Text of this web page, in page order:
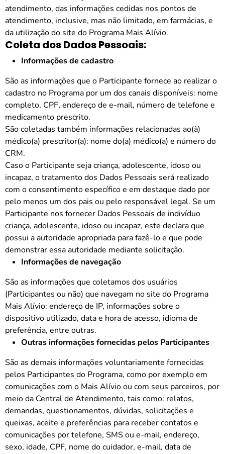
atendimento, das informações cedidas nos pontos de
atendimento, inclusive, mas não limitado, em farmácias, e
da utilização do site do Programa Mais Alívio.
Coleta dos Dados Pessoais:
Informações de cadastro
São as informações que o Participante fornece ao realizar o
cadastro no Programa por um dos canais disponíveis: nome
completo, CPF, endereço de e-mail, número de telefone e
medicamento prescrito.
São coletadas também informações relacionadas ao(à)
médico(a) prescritor(a): nome do(a) médico(a) e número do
CRM.
Caso o Participante seja criança, adolescente, idoso ou
incapaz, o tratamento dos Dados Pessoais será realizado
com o consentimento específico e em destaque dado por
pelo menos um dos pais ou pelo responsável legal. Se um
Participante nos fornecer Dados Pessoais de indivíduo
criança, adolescente, idoso ou incapaz, este declara que
possui a autoridade apropriada para fazê-lo e que pode
demonstrar essa autoridade mediante solicitação.
Informações de navegação
São as informações que coletamos dos usuários
(Participantes ou não) que navegam no site do Programa
Mais Alívio: endereço de IP, informações sobre o
dispositivo utilizado, data e hora de acesso, idioma de
preferência, entre outras.
Outras informações fornecidas pelos Participantes
São as demais informações voluntariamente fornecidas
pelos Participantes do Programa, como por exemplo em
comunicações com o Mais Alívio ou com seus parceiros, por
meio da Central de Atendimento, tais como: relatos,
demandas, questionamentos, dúvidas, solicitações e
queixas, aceite e preferências para receber contatos e
comunicações por telefone, SMS ou e-mail, endereço,
sexo, idade, CPF, nome do cuidador, e-mail, data de